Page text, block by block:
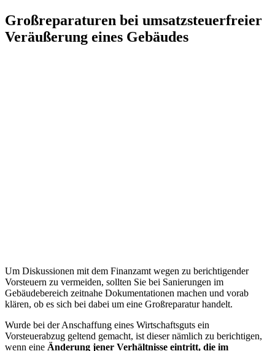
Zum
Inhalt
springen
Großreparaturen bei umsatzsteuerfreier
Veräußerung eines Gebäudes
Um Diskussionen mit dem Finanzamt wegen zu berichtigender
Vorsteuern zu vermeiden, sollten Sie bei Sanierungen im
Gebäudebereich zeitnahe Dokumentationen machen und vorab
klären, ob es sich bei dabei um eine Großreparatur handelt.
Wurde bei der Anschaffung eines Wirtschaftsguts ein
Vorsteuerabzug geltend gemacht, ist dieser nämlich zu berichtigen,
wenn eine Änderung jener Verhältnisse eintritt, die im